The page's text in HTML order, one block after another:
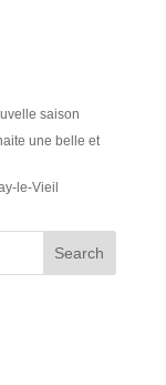
saison
une belle et
le-Vieil